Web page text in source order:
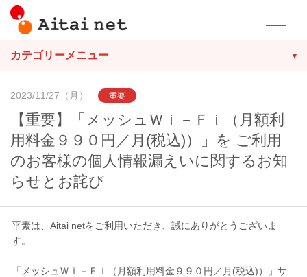
カテゴリーメニュー
2023/11/27（月） 重要
【重要】「メッシュＷｉ－Ｆｉ（月額利
用料金９９０円／月(税込)）」を ご利用
のお客様の個人情報漏えいに関するお知
らせとお詫び
平素は、Aitai netをご利用いただき、誠にありがとうございま
す。
「メッシュＷｉ－Ｆｉ（月額利用料金９９０円／月(税込)）」サ